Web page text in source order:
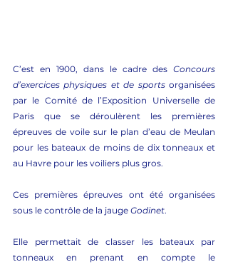
C’est en 1900, dans le cadre des Concours
d’exercices physiques et de sports organisées
par le Comité de l’Exposition Universelle de
Paris que se déroulèrent les premières
épreuves de voile sur le plan d’eau de Meulan
pour les bateaux de moins de dix tonneaux et
au Havre pour les voiliers plus gros.
Ces premières épreuves ont été organisées
sous le contrôle de la jauge Godinet.
Elle permettait de classer les bateaux par
tonneaux en prenant en compte le